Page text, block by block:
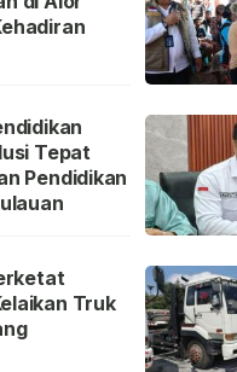
Tepat
Pendidikan
Truk